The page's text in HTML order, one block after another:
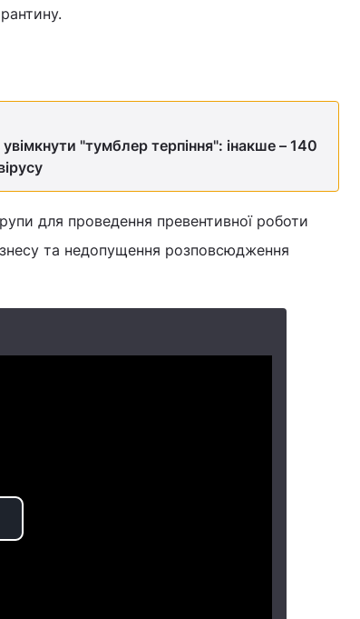
"тумблер терпіння": інакше – 140
для проведення превентивної роботи
та недопущення розповсюдження